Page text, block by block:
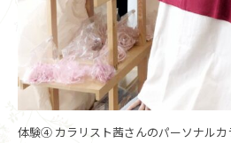
体験④ カラリスト茜さんのパーソナル